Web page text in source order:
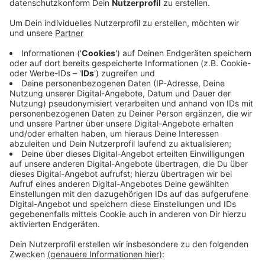
Anzeige
Nach der Wahl von Armin Laschet als neuen CDU-
Vorsitzenden, sind die Reaktionen der CDU-Politiker
aus dem Kreis Wesel positiv. Im Gespräch mit den
lokalen Zeitungen, wie NRZ und RP haben sich z.B. die
Dinslakener Bundestagsabgeordnete Sabine Weiss
oder die Landtagsabgeordnete Charlotte Quick aus
Hamminkeln gefreut. Alle blicken gespannt in die
Zukunft. Dabei geht es bei den Parteimitgliedern
gerade offenbar weniger um die Kanzler-Frage, als um
das Zusammenspiel in der Partei und wie es politisch
in der Partei nach Merkel weitergeht.